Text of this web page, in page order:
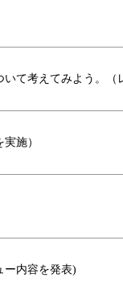
て考えてみよう。（
施）
ー内容を発表)